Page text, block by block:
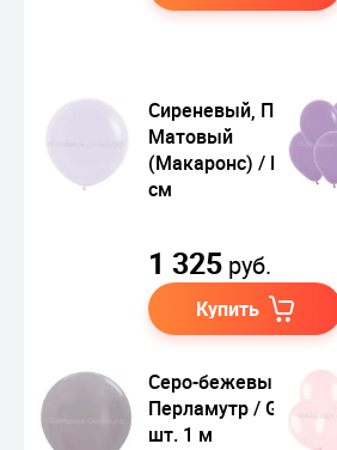
Сиреневый, Пастель
Матовый
(Макаронс) / Lilac 60
см
1 325 руб.
Купить
Серо-бежевый,
Перламутр / Greige 1
шт. 1 м